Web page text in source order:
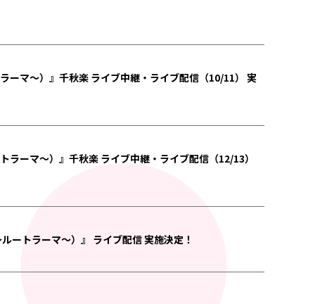
ーマ〜）』千秋楽 ライブ中継・ライブ配信（10/11） 実
ーマ〜）』千秋楽 ライブ中継・ライブ配信（12/13）
ートラーマ〜）』 ライブ配信 実施決定！